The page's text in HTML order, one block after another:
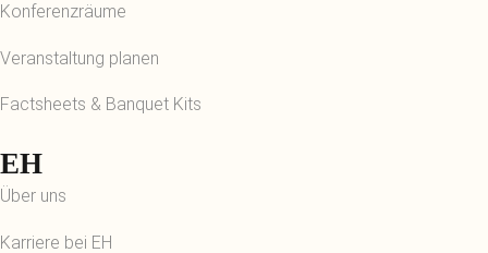
Konferenzräume
Veranstaltung planen
Factsheets & Banquet Kits
EH
Über uns
Karriere bei EH